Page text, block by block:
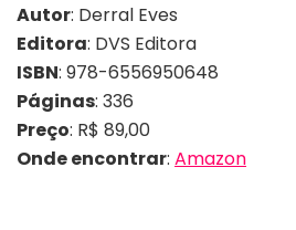
Autor: Derral Eves
Editora: DVS Editora
ISBN: 978-6556950648
Páginas: 336
Preço: R$ 89,00
Onde encontrar: Amazon